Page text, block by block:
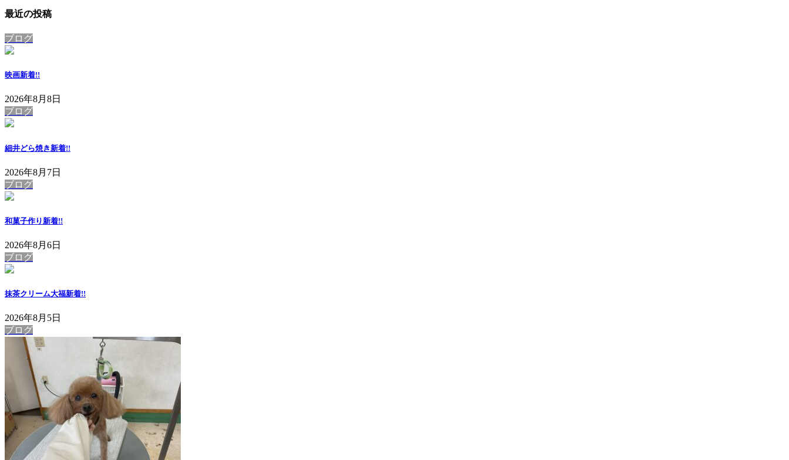
最近の投稿
ブログ
映画新着!!
2026年8月8日
ブログ
細井どら焼き新着!!
2026年8月7日
ブログ
和菓子作り新着!!
2026年8月6日
ブログ
抹茶クリーム大福新着!!
2026年8月5日
ブログ